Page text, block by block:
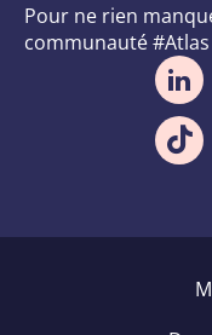
Pour ne rien
communauté